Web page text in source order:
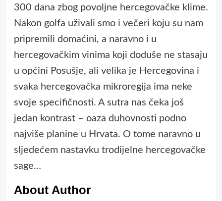
300 dana zbog povoljne hercegovačke klime.
Nakon golfa uživali smo i večeri koju su nam
pripremili domaćini, a naravno i u
hercegovačkim vinima koji doduše ne stasaju
u općini Posušje, ali velika je Hercegovina i
svaka hercegovačka mikroregija ima neke
svoje specifičnosti. A sutra nas čeka još
jedan kontrast – oaza duhovnosti podno
najviše planine u Hrvata. O tome naravno u
sljedećem nastavku trodijelne hercegovačke
sage…
About Author